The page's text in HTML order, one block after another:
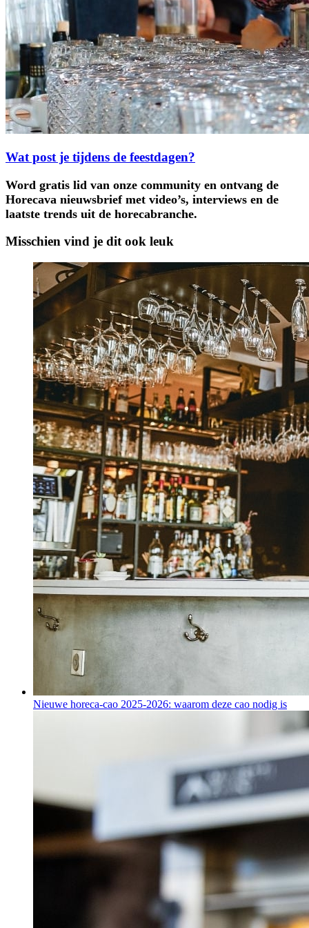
Wat post je tijdens de feestdagen?
Word gratis lid van onze community en ontvang de
Horecava nieuwsbrief met video’s, interviews en de
laatste trends uit de horecabranche.
Misschien vind je dit ook leuk
Nieuwe horeca-cao 2025-2026: waarom deze cao nodig is